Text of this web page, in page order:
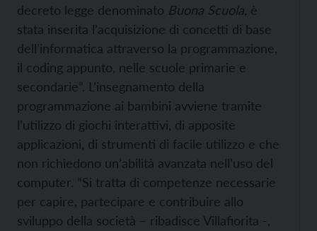
decreto legge denominato Buona Scuola, è
stata inserita l’acquisizione di concetti di base
dell’informatica attraverso la programmazione,
il coding appunto, nelle scuole primarie e
secondarie”. L’insegnamento della
programmazione ai bambini avviene tramite
l’utilizzo di giochi interattivi, di apposite
applicazioni, di strumenti di facile utilizzo e che
non richiedono un’abilità avanzata nell’uso del
computer. “Si tratta di competenze necessarie
per capire, partecipare e contribuire allo
sviluppo della società – ribadisce Villafiorita -,